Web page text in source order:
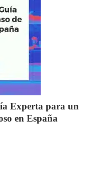
Experta para un
en España